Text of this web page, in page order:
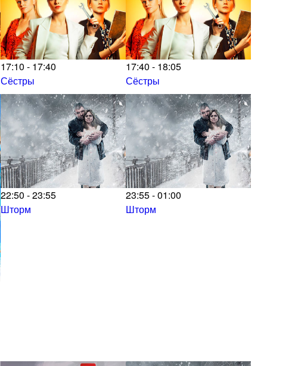
17:10 - 17:40
Сёстры
17:40 - 18:05
Сёстры
22:50 - 23:55
Шторм
23:55 - 01:00
Шторм